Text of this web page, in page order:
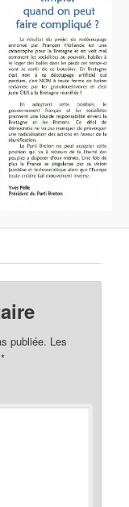
publiée. Les
*